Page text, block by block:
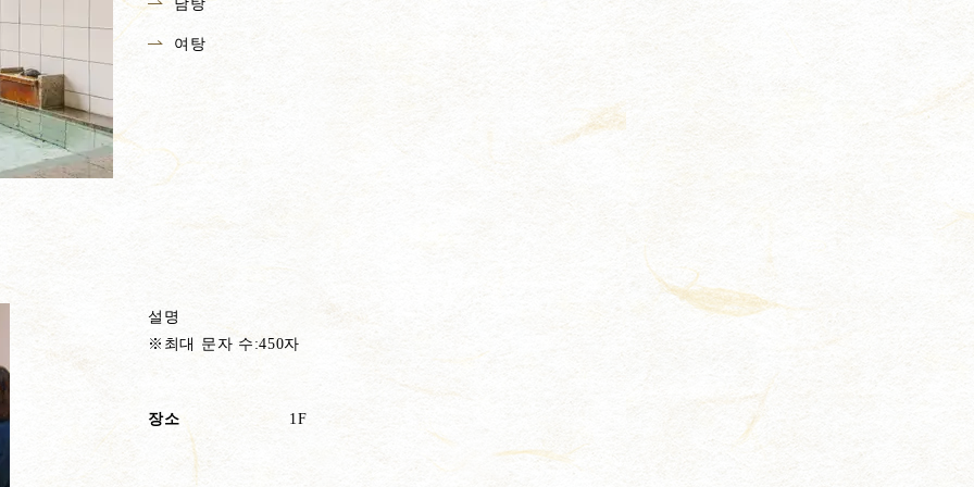
남탕
여탕
설명
※최대 문자 수:450자
장소 1F